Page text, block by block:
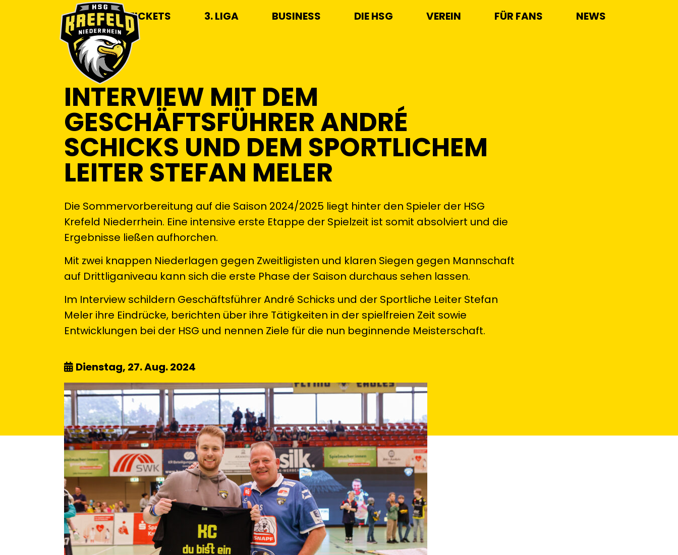
TICKETS 3. LIGA BUSINESS DIE HSG VEREIN FÜR FANS NEWS
INTERVIEW MIT DEM
GESCHÄFTSFÜHRER ANDRÉ
SCHICKS UND DEM SPORTLICHEM
LEITER STEFAN MELER
Die Sommervorbereitung auf die Saison 2024/2025 liegt hinter den Spieler der HSG
Krefeld Niederrhein. Eine intensive erste Etappe der Spielzeit ist somit absolviert und die
Ergebnisse ließen aufhorchen.
Mit zwei knappen Niederlagen gegen Zweitligisten und klaren Siegen gegen Mannschaft
auf Drittliganiveau kann sich die erste Phase der Saison durchaus sehen lassen.
Im Interview schildern Geschäftsführer André Schicks und der Sportliche Leiter Stefan
Meler ihre Eindrücke, berichten über ihre Tätigkeiten in der spielfreien Zeit sowie
Entwicklungen bei der HSG und nennen Ziele für die nun beginnende Meisterschaft.
Dienstag, 27. Aug. 2024